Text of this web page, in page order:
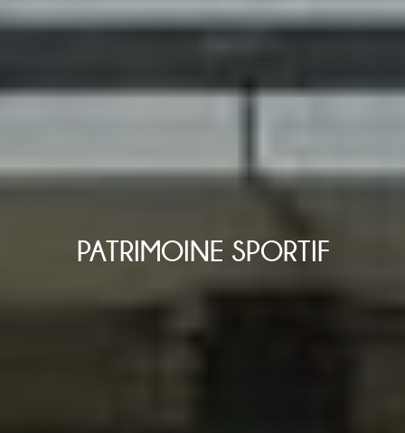
PATRIMOINE SPORTIF